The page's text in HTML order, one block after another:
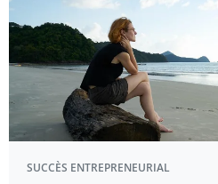
SUCCÈS ENTREPRENEURIAL